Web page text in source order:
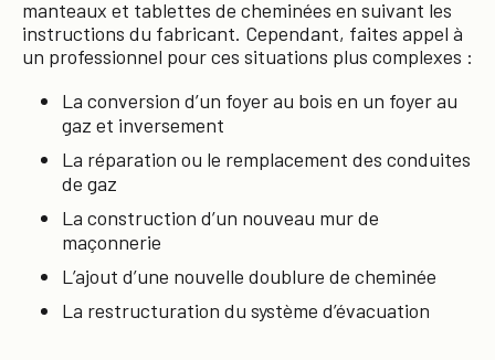
manteaux et tablettes de cheminées en suivant les
instructions du fabricant. Cependant, faites appel à
un professionnel pour ces situations plus complexes :
La conversion d’un foyer au bois en un foyer au
gaz et inversement
La réparation ou le remplacement des conduites
de gaz
La construction d’un nouveau mur de
maçonnerie
L’ajout d’une nouvelle doublure de cheminée
La restructuration du système d’évacuation